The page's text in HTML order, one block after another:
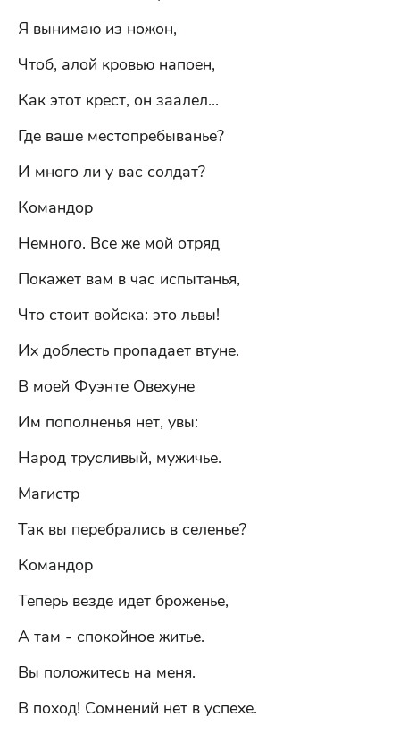
Я вынимаю из ножон,
Чтоб, алой кровью напоен,
Как этот крест, он заалел...
Где ваше местопребыванье?
И много ли у вас солдат?
Командор
Немного. Все же мой отряд
Покажет вам в час испытанья,
Что стоит войска: это львы!
Их доблесть пропадает втуне.
В моей Фуэнте Овехуне
Им пополненья нет, увы:
Народ трусливый, мужичье.
Магистр
Так вы перебрались в селенье?
Командор
Теперь везде идет броженье,
А там - спокойное житье.
Вы положитесь на меня.
В поход! Сомнений нет в успехе.